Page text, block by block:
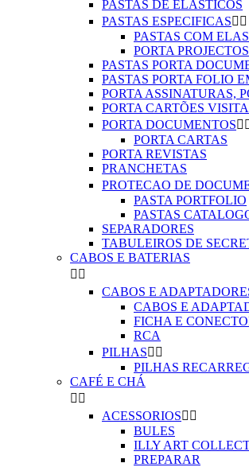
PASTAS DE ELASTICOS
PASTAS ESPECIFICAS 
PASTAS COM
PORTA PROJECTOS
PASTAS PORTA
PASTAS PORTA FOLIO
PORTA ASSINATURAS,
PORTA CARTÕES VISITA
PORTA DOCUMENTOS
PORTA CARTAS
PORTA REVISTAS
PRANCHETAS
PROTECAO DE
PASTA PORTFOLIO
PASTAS
SEPARADORES
TABULEIROS DE
CABOS E BATERIAS
 
CABOS E
CABOS E
FICHA E
RCA
PILHAS 
PILHAS
CAFÉ E CHÁ
 
ACESSORIOS 
BULES
ILLY ART
PREPARAR